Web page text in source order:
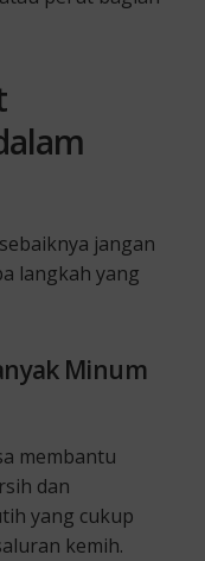
jangan
langkah yang
Minum
membantu
dan
yang cukup
kemih.